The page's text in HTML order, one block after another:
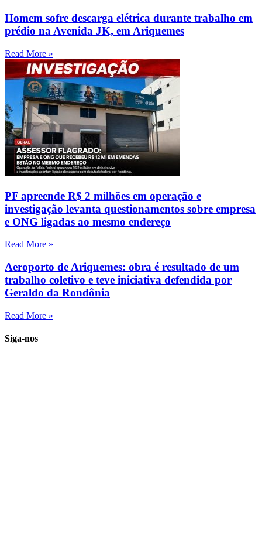
Homem sofre descarga elétrica durante trabalho em
prédio na Avenida JK, em Ariquemes
Read More »
PF apreende R$ 2 milhões em operação e
investigação levanta questionamentos sobre empresa
e ONG ligadas ao mesmo endereço
Read More »
Aeroporto de Ariquemes: obra é resultado de um
trabalho coletivo e teve iniciativa defendida por
Geraldo da Rondônia
Read More »
Siga-nos